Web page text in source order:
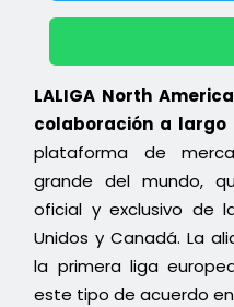
LALIGA North
colaboración a largo
plataforma de
grande del mundo,
oficial y exclusivo de
Unidos y Canadá. La
la primera liga
este tipo de acuerdo